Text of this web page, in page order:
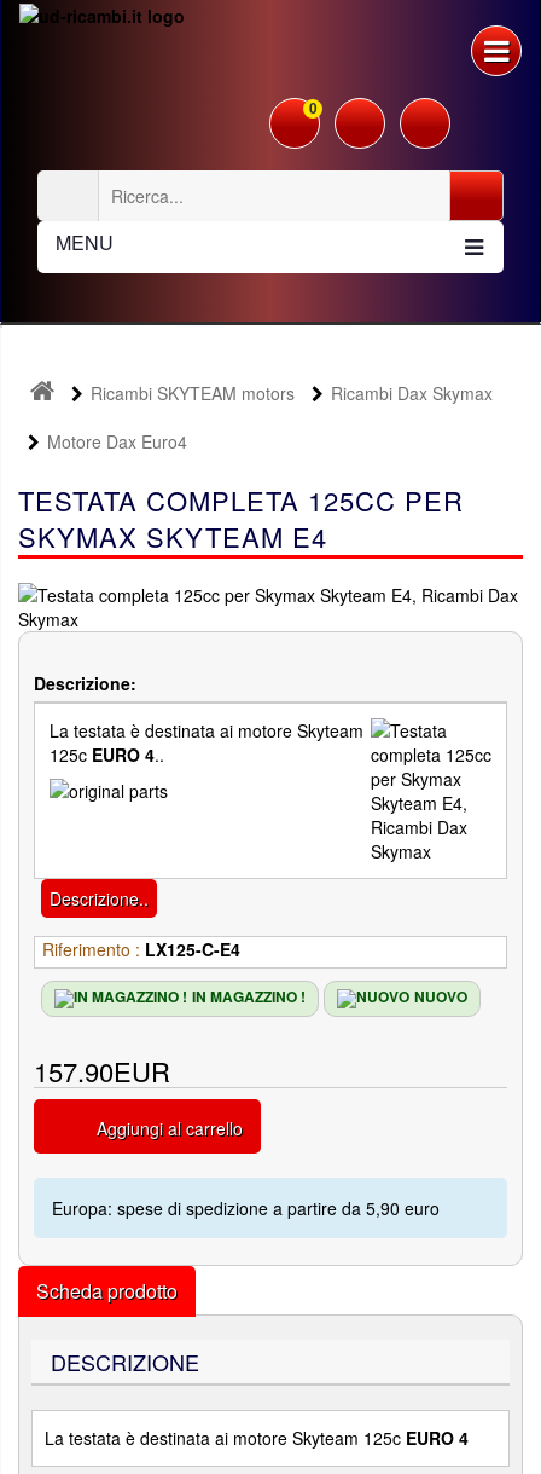
0
MENU
Ricambi SKYTEAM motors
Ricambi Dax Skymax
Motore Dax Euro4
TESTATA COMPLETA 125CC PER
SKYMAX SKYTEAM E4
Descrizione:
La testata è destinata ai motore Skyteam
125c EURO 4..
Descrizione..
Riferimento : LX125-C-E4
IN MAGAZZINO ! NUOVO
157.90EUR
Aggiungi al carrello
Europa: spese di spedizione a partire da 5,90 euro
Scheda prodotto
DESCRIZIONE
La testata è destinata ai motore Skyteam 125c EURO 4